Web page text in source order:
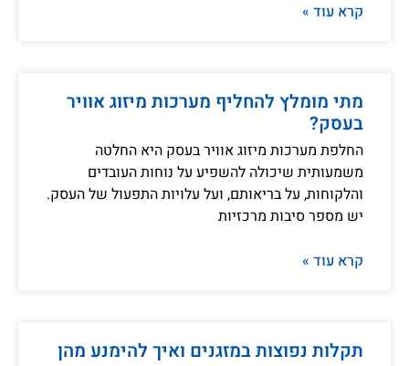
קרא עוד »
מתי מומלץ להחליף מערכות מיזוג אוויר
בעסק?
החלפת מערכות מיזוג אוויר בעסק היא החלטה
משמעותית שיכולה להשפיע על נוחות העובדים
והלקוחות, על בריאותם, ועל עלויות התפעול של העסק.
יש מספר סיבות מרכזיות
קרא עוד »
תקלות נפוצות במזגנים ואיך להימנע מהן